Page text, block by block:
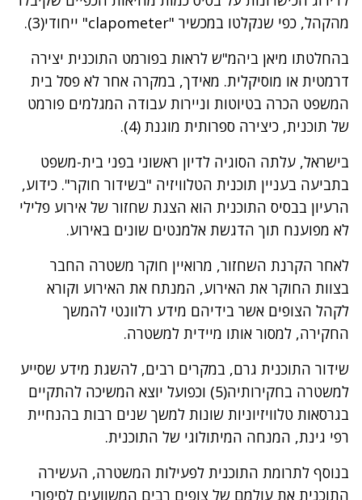
מהקהל, כפי שנקלטו במכשיר "clapometer" ייחודי(3).
בהחלטתו מיאן ביהמ"ש לראות בפורמט התוכנית יצירה
דרמטית או מוסיקלית. מאידך, במקרה אחר לא פסל בית
המשפט הכרה בטיוטות וניירות עבודה המגלמים פורמט
של תוכנית, כיצירה ספרותית מוגנת (4).
בישראל, עלתה הסוגיה לדיון ראשוני בפני בית-משפט
בתביעה בעניין תוכנית הטלוויזיה "בשידור חוקר". כידוע,
הרעיון בבסיס התוכנית הוא הצגת שחזור של אירוע פלילי
לא מפוענח תוך הדגשת אלמנטים שונים באירוע.
לאחר הקרנת השחזור, מרואיין חוקר משטרה החבר
בצוות החוקר את האירוע, המנתח את האירוע וקורא
לקהל הצופים אשר בידיהם מידע רלוונטי להמשך
החקירה, למסור אותו מיידית למשטרה.
שידור התוכנית גרם, במקרים רבים, להשגת מידע שסייע
למשטרה בחקירותיה(5) וכפועל יוצא המשיכה להתקיים
בגרסאות טלוויזיוניות שונות למשך שנים רבות בהנחיית
רפי גינת, המנחה המיתולוגי של התוכנית.
בנוסף לתרומת התוכנית לפעילות המשטרה, העשירה
התוכנית את עולמם של צופים רבים המשוועים לסיפורי